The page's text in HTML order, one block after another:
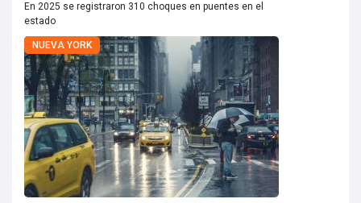
En 2025 se registraron 310 choques en puentes en el
estado
NUEVA YORK